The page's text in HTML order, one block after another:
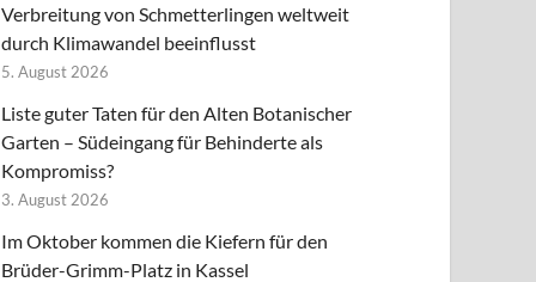
Verbreitung von Schmetterlingen weltweit
durch Klimawandel beeinflusst
5. August 2026
Liste guter Taten für den Alten Botanischer
Garten – Südeingang für Behinderte als
Kompromiss?
3. August 2026
Im Oktober kommen die Kiefern für den
Brüder-Grimm-Platz in Kassel